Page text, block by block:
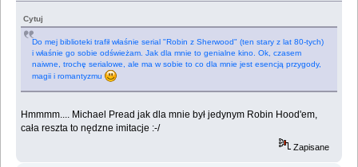
Cytuj
Do mej biblioteki trafił właśnie serial "Robin z Sherwood" (ten stary z lat 80-tych)
i właśnie go sobie odświeżam. Jak dla mnie to genialne kino. Ok, czasem
naiwne, trochę serialowe, ale ma w sobie to co dla mnie jest esencją przygody,
magii i romantyzmu
Hmmmm.... Michael Pread jak dla mnie był jedynym Robin Hood'em,
cała reszta to nędzne imitacje :-/
Zapisane